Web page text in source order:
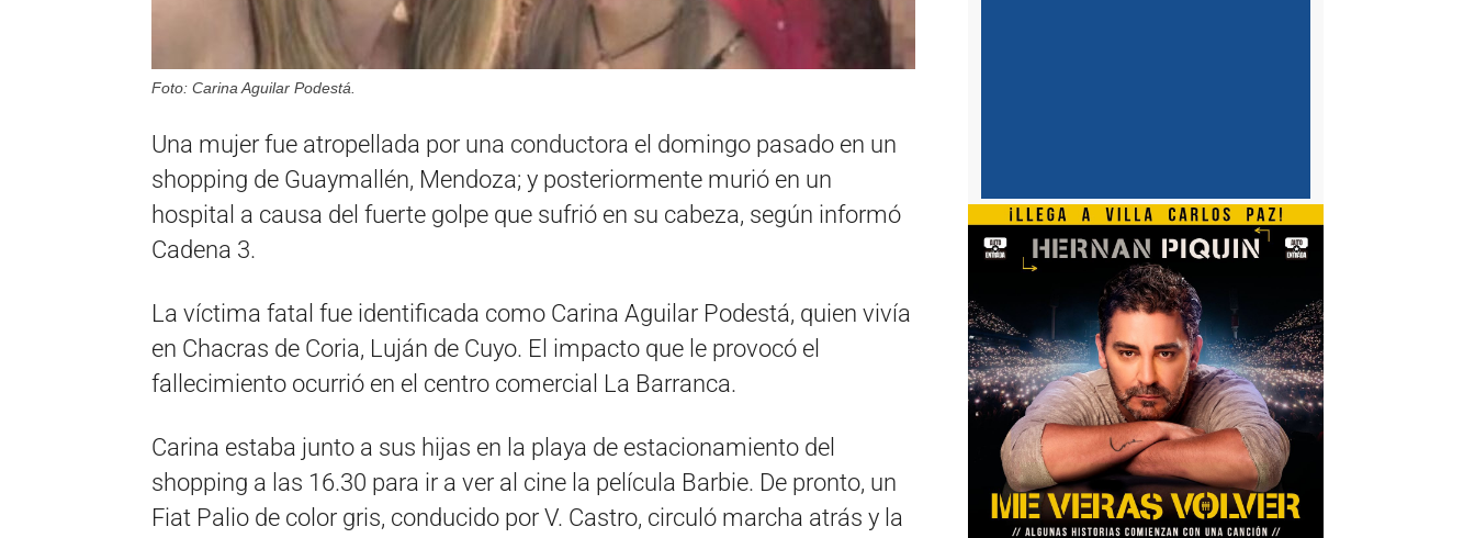
Foto: Carina Aguilar Podestá.
Una mujer fue atropellada por una conductora el domingo pasado en un
shopping de Guaymallén, Mendoza; y posteriormente murió en un
hospital a causa del fuerte golpe que sufrió en su cabeza, según informó
Cadena 3.
La víctima fatal fue identificada como Carina Aguilar Podestá, quien vivía
en Chacras de Coria, Luján de Cuyo. El impacto que le provocó el
fallecimiento ocurrió en el centro comercial La Barranca.
Carina estaba junto a sus hijas en la playa de estacionamiento del
shopping a las 16.30 para ir a ver al cine la película Barbie. De pronto, un
Fiat Palio de color gris, conducido por V. Castro, circuló marcha atrás y la